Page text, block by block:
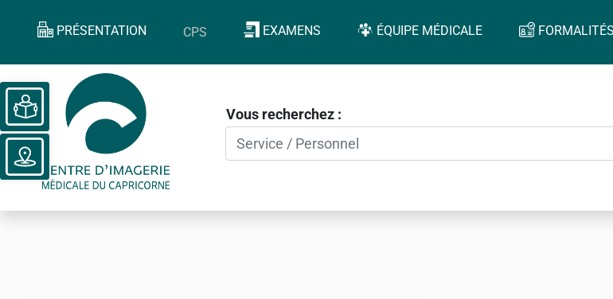
PRÉSENTATION CPS EXAMENS ÉQUIPE MÉDICALE FORMALITÉS
Vous recherchez :
Ouvrir la barre d’outils